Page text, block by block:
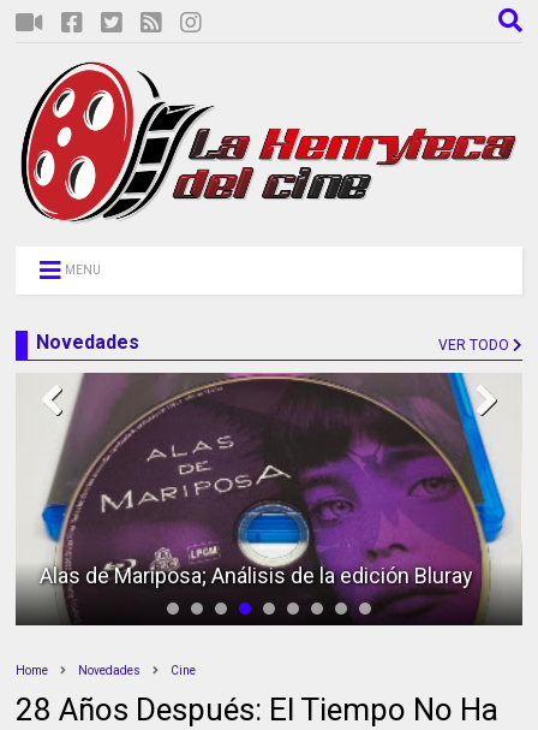
MENU
Novedades VER TODO
Homicidio en primer grado; Análisis de la
edición Bluray
Home Novedades Cine
28 Años Después: El Tiempo No Ha